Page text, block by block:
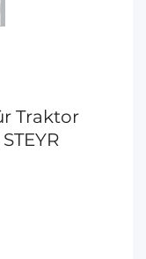
Traktor